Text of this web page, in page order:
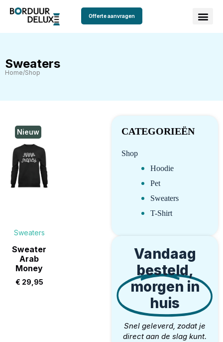
Offerte aanvragen
Sweaters
Home/Shop
CATEGORIEËN
Shop
Hoodie
Pet
Sweaters
T-Shirt
Vandaag
besteld,
morgen in
huis
Snel geleverd, zodat je
direct aan de slag kunt.
Nieuw
Sweaters
Sweater
Arab
Money
€ 29,95